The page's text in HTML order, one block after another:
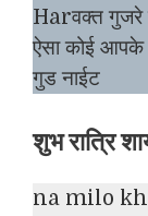
Harवक्त गुजरे
ऐसा कोई आपके
गुड नाईट
शुभ रात्रि
na milo